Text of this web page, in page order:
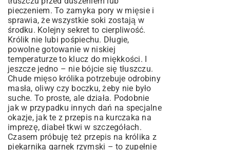
pieczeniem. To zamyka pory w mięsie i
sprawia, że wszystkie soki zostają w
środku. Kolejny sekret to cierpliwość.
Królik nie lubi pośpiechu. Długie,
powolne gotowanie w niskiej
temperaturze to klucz do miękkości. I
jeszcze jedno – nie bójcie się tłuszczu.
Chude mięso królika potrzebuje odrobiny
masła, oliwy czy boczku, żeby nie było
suche. To proste, ale działa. Podobnie
jak w przypadku innych dań na specjalne
okazje, jak te z przepis na kurczaka na
imprezę, diabeł tkwi w szczegółach.
Czasem próbuję też przepis na królika z
piekarnika garnek rzymski – to zupełnie